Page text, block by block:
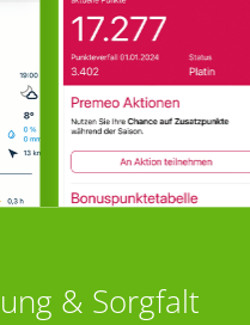
& Sorgfalt